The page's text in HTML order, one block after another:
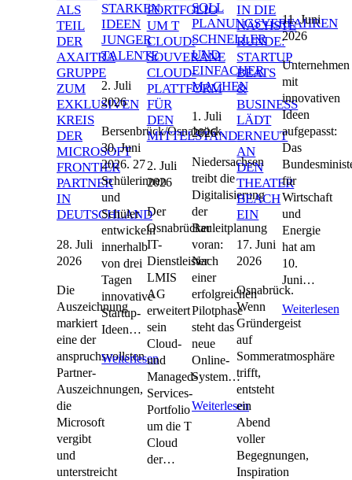
ALS
TEIL
DER
AXAITRA
GRUPPE
ZUM
EXKLUSIVEN
KREIS
DER
MICROSOFT
FRONTIER
PARTNER
IN
DEUTSCHLAND
28. Juli
2026
Die
Auszeichnung
markiert
eine der
anspruchsvollsten
Partner-
Auszeichnungen,
die
Microsoft
vergibt
und
unterstreicht
STARKEN
IDEEN
JUNGER
TALENTE
2. Juli
2026
Bersenbrück/Osnabrück,
30. Juni
2026. 27
Schülerinnen
und
Schüler
entwickeln
innerhalb
von drei
Tagen
innovative
Startup-
Ideen…
Weiterlesen
PORTFOLIO
UM T
CLOUD:
SOUVERÄNE
CLOUD-
PLATTFORM
FÜR
DEN
MITTELSTAND
2. Juli
2026
Der
Osnabrücker
IT-
Dienstleister
LMIS
AG
erweitert
sein
Cloud-
und
Managed-
Services-
Portfolio
um die T
Cloud
der…
SOLL
PLANUNGSVERFAHREN
SCHNELLER
UND
EINFACHER
MACHEN
1. Juli
2026
Niedersachsen
treibt die
Digitalisierung
der
Bauleitplanung
voran:
Nach
einer
erfolgreichen
Pilotphase
steht das
neue
Online-
System…
Weiterlesen
IN DIE
NÄCHSTE
RUNDE:
STARTUP
BEATS
&
BUSINESS
LÄDT
ERNEUT
AN
DEN
THEATER
BEACH
EIN
17. Juni
2026
Osnabrück.
Wenn
Gründergeist
auf
Sommeratmosphäre
trifft,
entsteht
ein
Abend
voller
Begegnungen,
Inspiration
11. Juni
2026
Unternehmen
mit
innovativen
Ideen
aufgepasst:
Das
für
Wirtschaft
und
Energie
hat am
10.
Juni…
Weiterlesen